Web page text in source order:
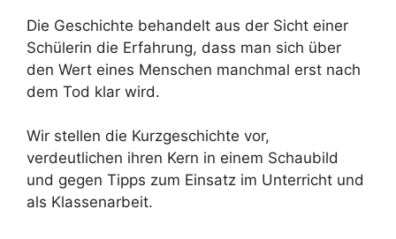
Die Geschichte behandelt aus der Sicht einer
Schülerin die Erfahrung, dass man sich über
den Wert eines Menschen manchmal erst nach
dem Tod klar wird.
Wir stellen die Kurzgeschichte vor,
verdeutlichen ihren Kern in einem Schaubild
und gegen Tipps zum Einsatz im Unterricht und
als Klassenarbeit.